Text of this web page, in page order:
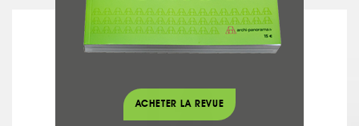
LB ELECTRICITÉ
ACHETER LA REVUE